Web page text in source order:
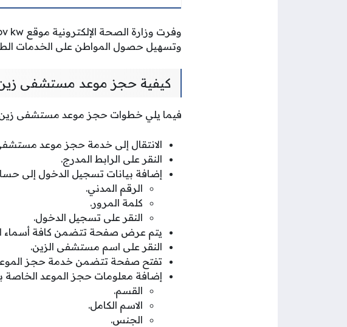
وتسهيل حصول المواطن على الخدمات
كيفية حجز موعد مستشفى
فيما يلي خطوات حجز موعد مستشفى زين
الانتقال إلى خدمة حجز موعد
النقر على الرابط المدرج.
إضافة بيانات تسجيل الدخول إلى
الرقم المدني.
كلمة المرور.
النقر على تسجيل الدخول.
يتم عرض صفحة تتضمن كافة أسماء
النقر على اسم مستشفى الزين.
تفتح صفحة تتضمن خدمة حجز
إضافة معلومات حجز الموعد الخاصة
القسم.
الاسم الكامل.
الجنس.